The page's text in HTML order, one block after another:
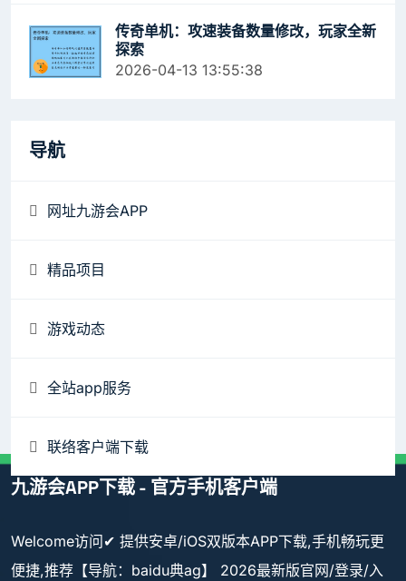
传奇单机：攻速装备数量修改，玩家全新
探索
2026-04-13 13:55:38
导航
网址九游会APP
精品项目
游戏动态
全站app服务
联络客户端下载
九游会APP下载 - 官方手机客户端
Welcome访问✔ 提供安卓/iOS双版本APP下载,手机畅玩更
便捷,推荐【导航：baidu典ag】 2026最新版官网/登录/入